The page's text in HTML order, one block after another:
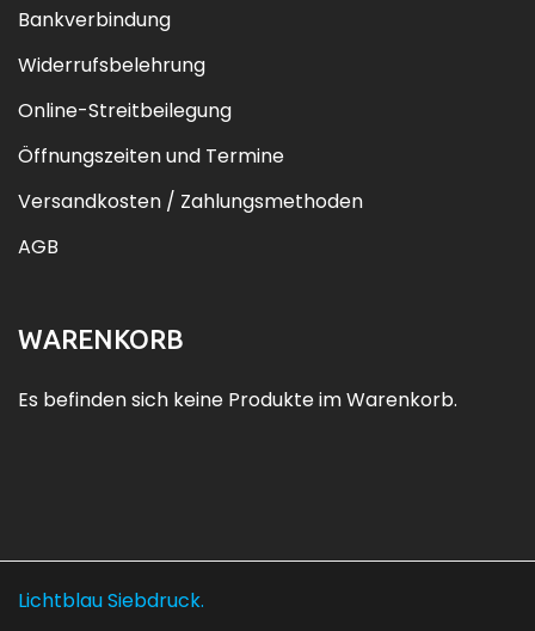
Bankverbindung
Widerrufsbelehrung
Online-Streitbeilegung
Öffnungszeiten und Termine
Versandkosten / Zahlungsmethoden
AGB
WARENKORB
Es befinden sich keine Produkte im Warenkorb.
Lichtblau Siebdruck.